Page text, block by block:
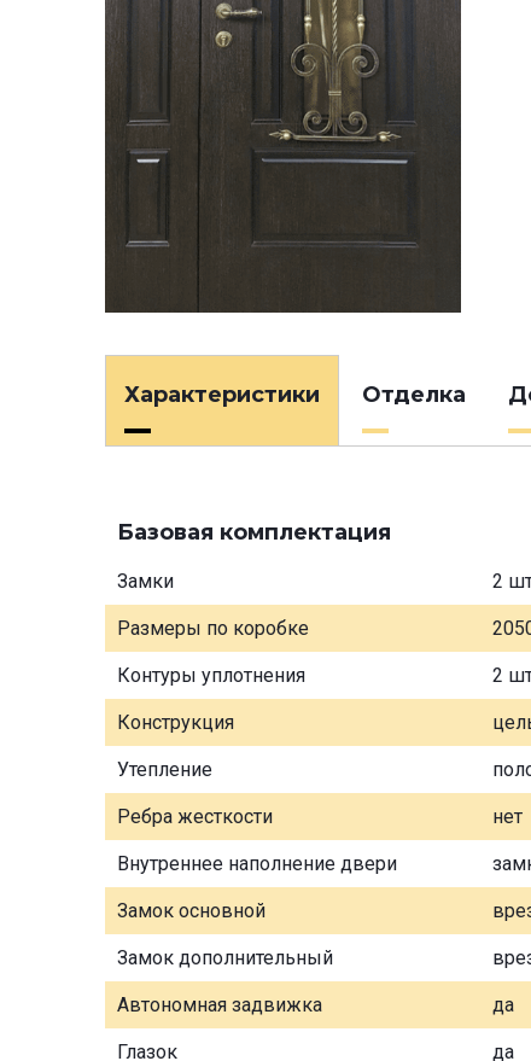
Характеристики Отделка
Базовая комплектация
Замки 2
Размеры по коробке
Контуры уплотнения 2
Конструкция
Утепление
Ребра жесткости нет
Внутреннее наполнение двери
Замок основной
Замок дополнительный
Автономная задвижка да
Глазок да